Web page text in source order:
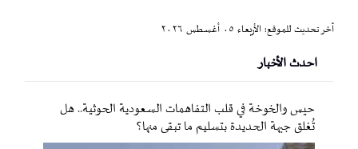
آخر تحديث للموقع: الأربعاء ٠٥ أغسطس ٢٠٢٦
احدث الأخبار
حيس والخوخة في قلب التفاهمات السعودية الحوثية.. هل
تُغلق جبهة الحديدة بتسليم ما تبقى منها؟